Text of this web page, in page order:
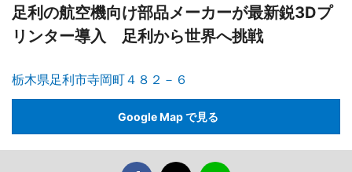
足利の航空機向け部品メーカーが最新鋭3Dプ
リンター導入 足利から世界へ挑戦
栃木県足利市寺岡町４８２－６
Google Map で見る